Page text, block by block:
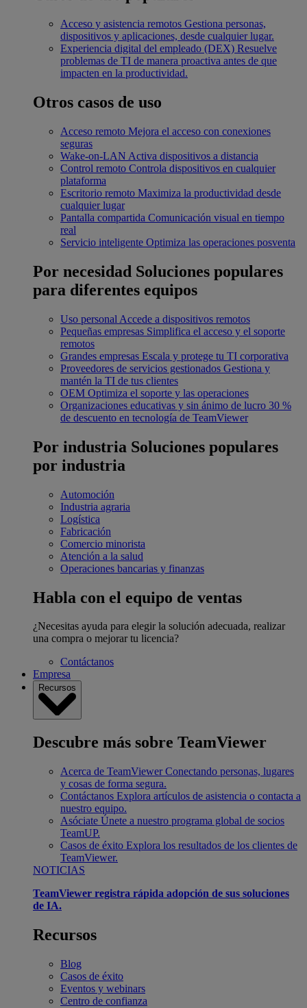
Acceso y asistencia remotos Gestiona personas,
dispositivos y aplicaciones, desde cualquier lugar.
Experiencia digital del empleado (DEX) Resuelve
problemas de TI de manera proactiva antes de que
impacten en la productividad.
Otros casos de uso
Acceso remoto Mejora el acceso con conexiones
seguras
Wake-on-LAN Activa dispositivos a distancia
Control remoto Controla dispositivos en cualquier
plataforma
Escritorio remoto Maximiza la productividad desde
cualquier lugar
Pantalla compartida Comunicación visual en tiempo
real
Servicio inteligente Optimiza las operaciones posventa
Por necesidad Soluciones populares
para diferentes equipos
Uso personal Accede a dispositivos remotos
Pequeñas empresas Simplifica el acceso y el soporte
remotos
Grandes empresas Escala y protege tu TI corporativa
Proveedores de servicios gestionados Gestiona y
mantén la TI de tus clientes
OEM Optimiza el soporte y las operaciones
Organizaciones educativas y sin ánimo de lucro 30 %
de descuento en tecnología de TeamViewer
Por industria Soluciones populares
por industria
Automoción
Industria agraria
Logística
Fabricación
Comercio minorista
Atención a la salud
Operaciones bancarias y finanzas
Habla con el equipo de ventas
¿Necesitas ayuda para elegir la solución adecuada, realizar
una compra o mejorar tu licencia?
Contáctanos
Empresa
Recursos
Descubre más sobre TeamViewer
Acerca de TeamViewer Conectando personas, lugares
y cosas de forma segura.
Contáctanos Explora artículos de asistencia o contacta a
nuestro equipo.
Asóciate Únete a nuestro programa global de socios
TeamUP.
Casos de éxito Explora los resultados de los clientes de
TeamViewer.
NOTICIAS
TeamViewer registra rápida adopción de sus soluciones
de IA.
Recursos
Blog
Casos de éxito
Eventos y webinars
Centro de confianza